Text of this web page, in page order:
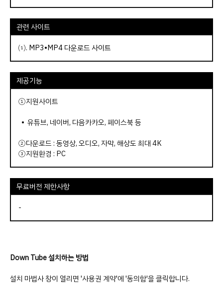
관련 사이트
⑴. MP3•MP4 다운로드 사이트
제공기능
①지원사이트
• 유튜브, 네이버, 다음카카오, 페이스북 등
②다운로드 : 동영상, 오디오, 자막, 해상도 최대 4K
③지원환경 : PC
무료버전 제한사항
-
Down Tube 설치하는 방법
설치 마법사 창이 열리면 '사용권 계약'에 '동의함'을 클릭합니다.